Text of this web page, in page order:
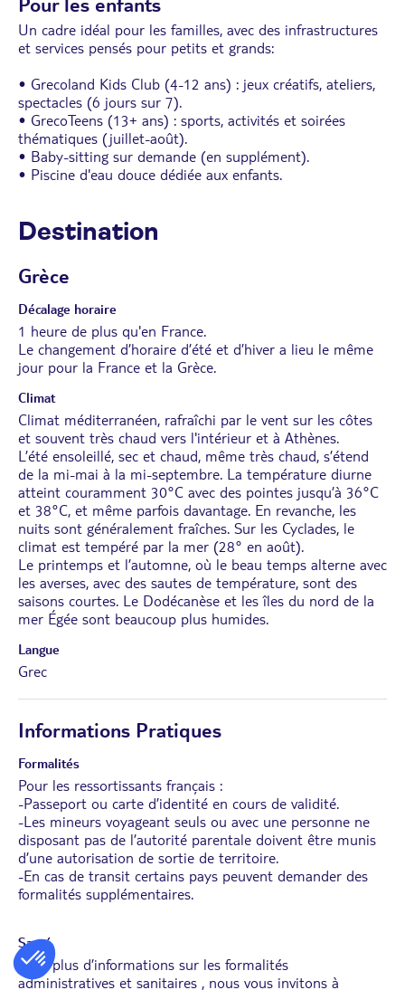
Un cadre idéal pour les familles, avec des infrastructures
et services pensés pour petits et grands:
• Grecoland Kids Club (4-12 ans) : jeux créatifs, ateliers,
spectacles (6 jours sur 7).
• GrecoTeens (13+ ans) : sports, activités et soirées
thématiques (juillet-août).
• Baby-sitting sur demande (en supplément).
• Piscine d'eau douce dédiée aux enfants.
Destination
Grèce
Décalage horaire
1 heure de plus qu'en France.
Le changement d’horaire d’été et d’hiver a lieu le même
jour pour la France et la Grèce.
Climat
Climat méditerranéen, rafraîchi par le vent sur les côtes
et souvent très chaud vers l'intérieur et à Athènes.
L’été ensoleillé, sec et chaud, même très chaud, s’étend
de la mi-mai à la mi-septembre. La température diurne
atteint couramment 30°C avec des pointes jusqu’à 36°C
et 38°C, et même parfois davantage. En revanche, les
nuits sont généralement fraîches. Sur les Cyclades, le
climat est tempéré par la mer (28° en août).
Le printemps et l’automne, où le beau temps alterne avec
les averses, avec des sautes de température, sont des
saisons courtes. Le Dodécanèse et les îles du nord de la
mer Égée sont beaucoup plus humides.
Langue
Grec
Informations Pratiques
Formalités
Pour les ressortissants français :
-Passeport ou carte d’identité en cours de validité.
-Les mineurs voyageant seuls ou avec une personne ne
disposant pas de l’autorité parentale doivent être munis
d’une autorisation de sortie de territoire.
-En cas de transit certains pays peuvent demander des
formalités supplémentaires.
Santé
Pour plus d’informations sur les formalités
administratives et sanitaires , nous vous invitons à